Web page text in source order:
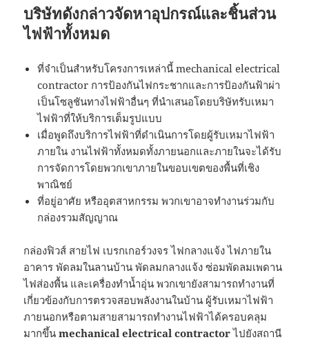
บริษัทดังกล่าวจัดหาอุปกรณ์และชิ้นส่วน
ไฟฟ้าทั้งหมด
ที่จำเป็นสำหรับโครงการเหล่านี้ mechanical electrical
contractor การป้องกันไฟกระชากและการป้องกันฟ้าผ่า
เป็นโซลูชันทางไฟฟ้าอื่นๆ ที่นำเสนอโดยบริษัทรับเหมา
ไฟฟ้าที่ให้บริการเต็มรูปแบบ
เมื่อพูดถึงบริการไฟฟ้าที่ดำเนินการโดยผู้รับเหมาไฟฟ้า
ภายใน งานไฟฟ้าทั้งหมดทั้งภายนอกและภายในจะได้รับ
การจัดการโดยพวกเขาภายในขอบเขตของพื้นที่เชิง
พาณิชย์
ที่อยู่อาศัย หรืออุตสาหกรรม พวกเขาอาจทำงานร่วมกับ
กล่องรวมสัญญาณ
กล่องฟิวส์ สายไฟ เบรกเกอร์วงจร ไฟกลางแจ้ง ไฟภายใน
อาคาร พัดลมในลานบ้าน พัดลมกลางแจ้ง ซ่อมพัดลมเพดาน
ไฟส่องพื้น และเครื่องทำน้ำอุ่น พวกเขายังสามารถทำงานที่
เกี่ยวข้องกับการตรวจสอบพลังงานในบ้าน ผู้รับเหมาไฟฟ้า
ภายนอกหรือตามสายสามารถทำงานไฟฟ้าได้ครอบคลุม
มากขึ้นmechanical electrical contractorไปยังสถานี